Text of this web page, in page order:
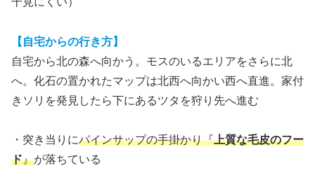
【自宅からの行き方】
自宅から北の森へ向かう。モスのいるエリアをさらに北
へ。化石の置かれたマップは北西へ向かい西へ直進。家付
きソリを発見したら下にあるツタを狩り先へ進む
・突き当りにパインサップの手掛かり『上質な毛皮のフー
ド』が落ちている